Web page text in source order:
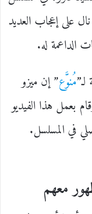
على إعجاب العديد
الداعمة له.
مُنوَّع” إن ميزو
بعمل هذا الفيديو
في المسلسل.
معهم